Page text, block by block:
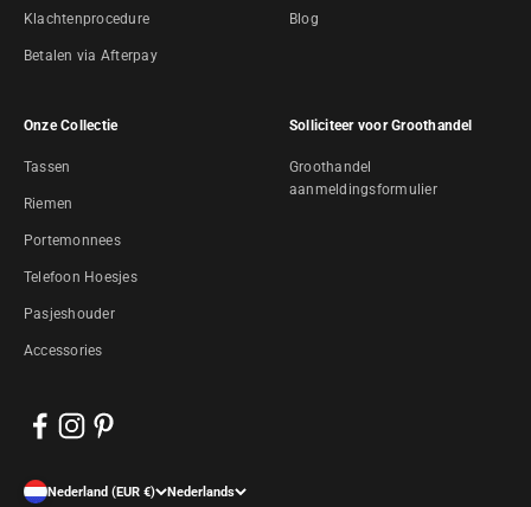
Klachtenprocedure
Betalen via Afterpay
Blog
Onze Collectie
Tassen
Riemen
Portemonnees
Telefoon Hoesjes
Pasjeshouder
Accessories
Solliciteer voor Groothandel
Groothandel
aanmeldingsformulier
Nederland (EUR €) Nederlands